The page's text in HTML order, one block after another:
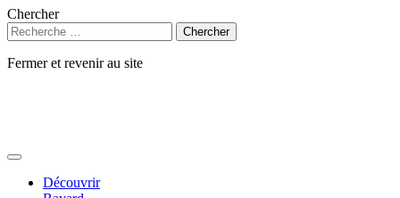
Chercher
Fermer et revenir au site
Découvrir